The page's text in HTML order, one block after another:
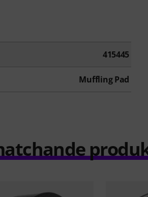
415445
Muffling Pad